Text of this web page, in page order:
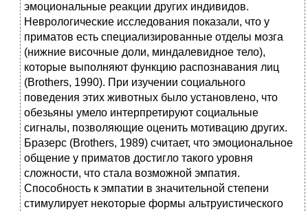
эмоциональные реакции других индивидов.
Неврологические исследования показали, что у
приматов есть специализированные отделы мозга
(нижние височные доли, миндалевидное тело),
которые выполняют функцию распознавания лиц
(Brothers, 1990). При изучении социального
поведения этих животных было установлено, что
обезьяны умело интерпретируют социальные
сигналы, позволяющие оценить мотивацию других.
Бразерс (Brothers, 1989) считает, что эмоциональное
общение у приматов достигло такого уровня
сложности, что стала возможной эмпатия.
Способность к эмпатии в значительной степени
стимулирует некоторые формы альтруистического